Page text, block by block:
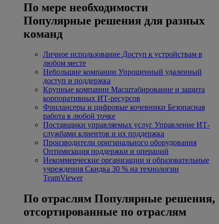
По мере необходимости
Популярные решения для разных
команд
Личное использование Доступ к устройствам в
любом месте
Небольшие компании Упрощенный удаленный
доступ и поддержка
Крупные компании Масштабирование и защита
корпоративных ИТ-ресурсов
Фрилансеры и цифровые кочевники Безопасная
работа в любой точке
Поставщики управляемых услуг Управление ИТ-
службами клиентов и их поддержка
Производители оригинального оборудования
Оптимизация поддержки и операций
Некоммерческие организации и образовательные
учреждения Скидка 30 % на технологии
TeamViewer
По отраслям Популярные решения,
отсортированные по отраслям